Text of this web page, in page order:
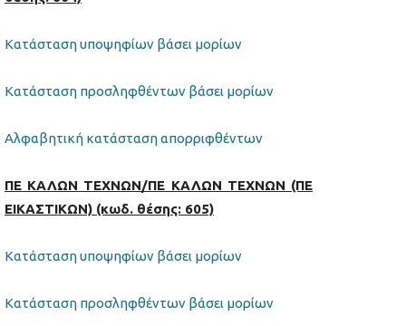
Κατάσταση υποψηφίων βάσει μορίων
Κατάσταση προσληφθέντων βάσει μορίων
Αλφαβητική κατάσταση απορριφθέντων
ΠΕ ΚΑΛΩΝ ΤΕΧΝΩΝ/ΠΕ ΚΑΛΩΝ ΤΕΧΝΩΝ (ΠΕ
ΕΙΚΑΣΤΙΚΩΝ) (κωδ. θέσης: 605)
Κατάσταση υποψηφίων βάσει μορίων
Κατάσταση προσληφθέντων βάσει μορίων